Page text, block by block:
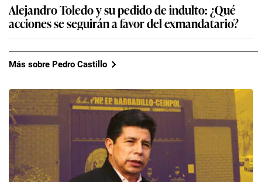
Alejandro Toledo y su pedido de indulto: ¿Qué
acciones se seguirán a favor del exmandatario?
Más sobre Pedro Castillo